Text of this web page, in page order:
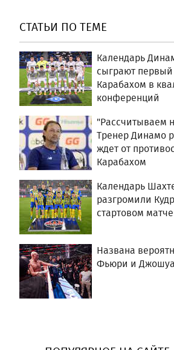
СТАТЬИ ПО ТЕМЕ
Календарь
сыграют первый
Карабахом в
конференций
"Рассчитываем
Тренер Динамо
ждет от
Карабахом
Календарь
разгромили
стартовом
Названа
Фьюри и Джошуа